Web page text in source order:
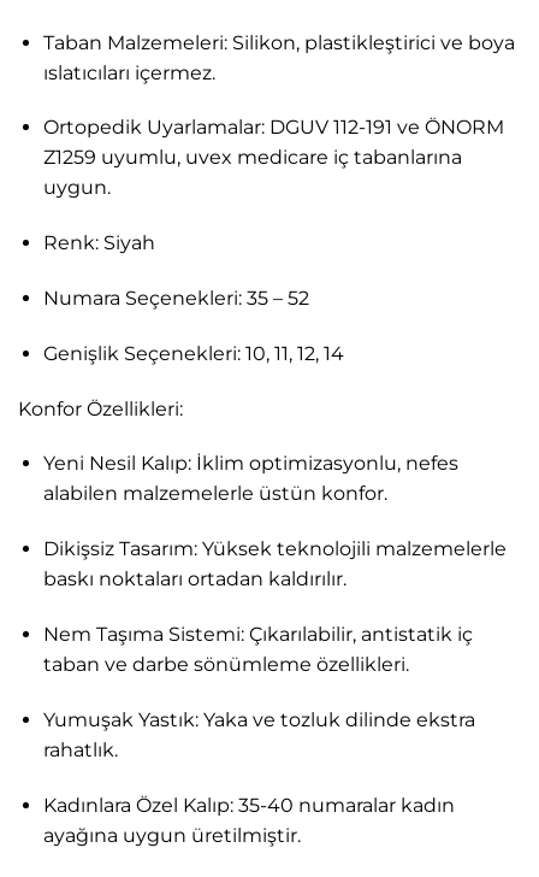
Taban Malzemeleri: Silikon, plastikleştirici ve boya
ıslatıcıları içermez.
Ortopedik Uyarlamalar: DGUV 112-191 ve ÖNORM
Z1259 uyumlu, uvex medicare iç tabanlarına
uygun.
Renk: Siyah
Numara Seçenekleri: 35 – 52
Genişlik Seçenekleri: 10, 11, 12, 14
Konfor Özellikleri:
Yeni Nesil Kalıp: İklim optimizasyonlu, nefes
alabilen malzemelerle üstün konfor.
Dikişsiz Tasarım: Yüksek teknolojili malzemelerle
baskı noktaları ortadan kaldırılır.
Nem Taşıma Sistemi: Çıkarılabilir, antistatik iç
taban ve darbe sönümleme özellikleri.
Yumuşak Yastık: Yaka ve tozluk dilinde ekstra
rahatlık.
Kadınlara Özel Kalıp: 35-40 numaralar kadın
ayağına uygun üretilmiştir.